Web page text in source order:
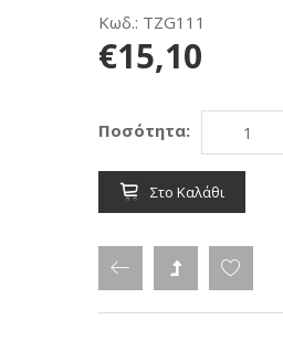
Κωδ.: TZG111
€15,10
Ποσότητα:
Στο Καλάθι